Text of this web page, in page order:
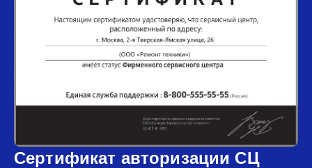
Сертификат авторизации СЦ